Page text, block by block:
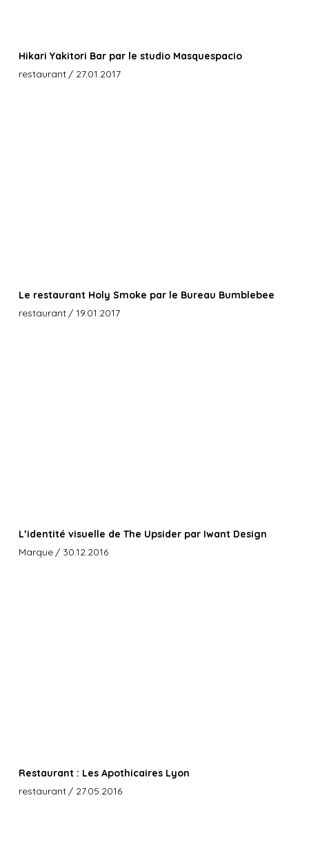
Hikari Yakitori Bar par le studio Masquespacio
restaurant / 27.01.2017
Le restaurant Holy Smoke par le Bureau Bumblebee
restaurant / 19.01.2017
L’identité visuelle de The Upsider par Iwant Design
Marque / 30.12.2016
Restaurant : Les Apothicaires Lyon
restaurant / 27.05.2016